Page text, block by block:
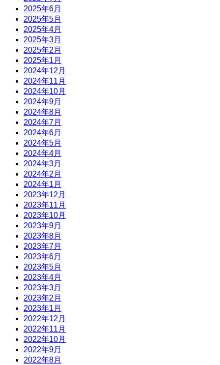
2025年6月
2025年5月
2025年4月
2025年3月
2025年2月
2025年1月
2024年12月
2024年11月
2024年10月
2024年9月
2024年8月
2024年7月
2024年6月
2024年5月
2024年4月
2024年3月
2024年2月
2024年1月
2023年12月
2023年11月
2023年10月
2023年9月
2023年8月
2023年7月
2023年6月
2023年5月
2023年4月
2023年3月
2023年2月
2023年1月
2022年12月
2022年11月
2022年10月
2022年9月
2022年8月